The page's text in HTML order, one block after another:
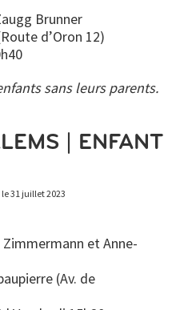
Brunner
d’Oron 12)
sans leurs parents.
| ENFANT
31 juillet 2023
Zimmermann et Anne-
(Av. de